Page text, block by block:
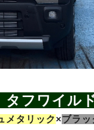
フワイル
メタリック×ブラッ